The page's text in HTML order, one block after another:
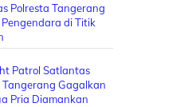
Polresta Tangerang
Pengendara di Titik
Patrol Satlantas
Tangerang Gagalkan
Pria Diamankan